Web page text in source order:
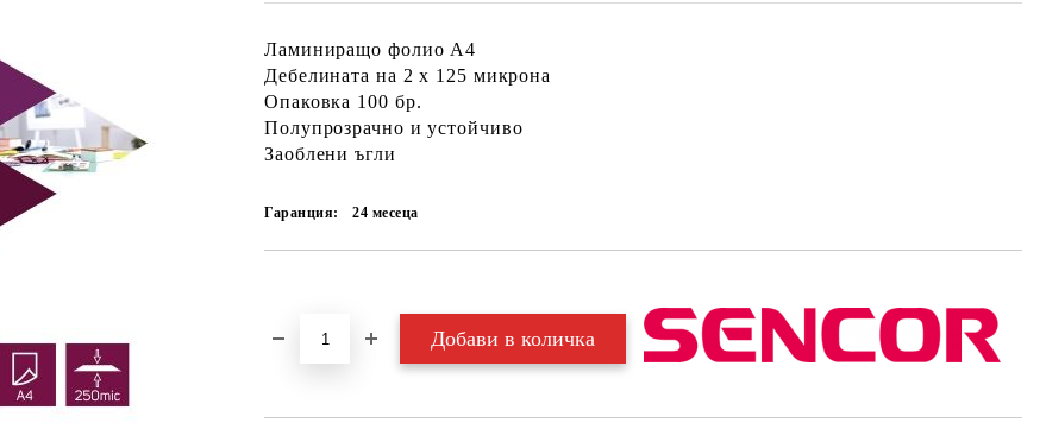
Ламиниращо фолио A4
Дебелината на 2 х 125 микрона
Опаковка 100 бр.
Полупрозрачно и устойчиво
Заоблени ъгли
Гаранция: 24 месеца